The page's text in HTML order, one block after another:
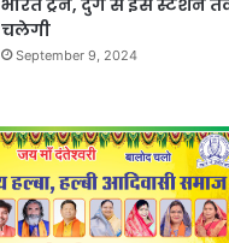
चलेगी
September 9, 2024